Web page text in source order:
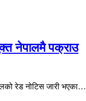
नेपालमै पक्राउ
रेड नोटिस जारी भएका…